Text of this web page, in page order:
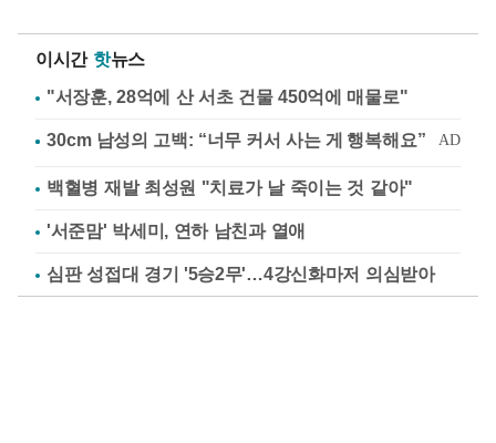
이시간 핫뉴스
"서장훈, 28억에 산 서초 건물 450억에 매물로"
백혈병 재발 최성원 "치료가 날 죽이는 것 같아"
'서준맘' 박세미, 연하 남친과 열애
심판 성접대 경기 '5승2무'…4강신화마저 의심받아